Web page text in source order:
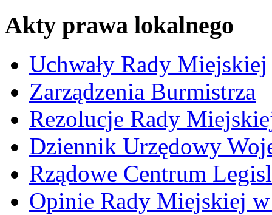
Akty prawa lokalnego
Uchwały Rady Miejskiej
Zarządzenia Burmistrza
Rezolucje Rady
Dziennik Urzędowy
Rządowe Centrum
Opinie Rady Miejskiej w